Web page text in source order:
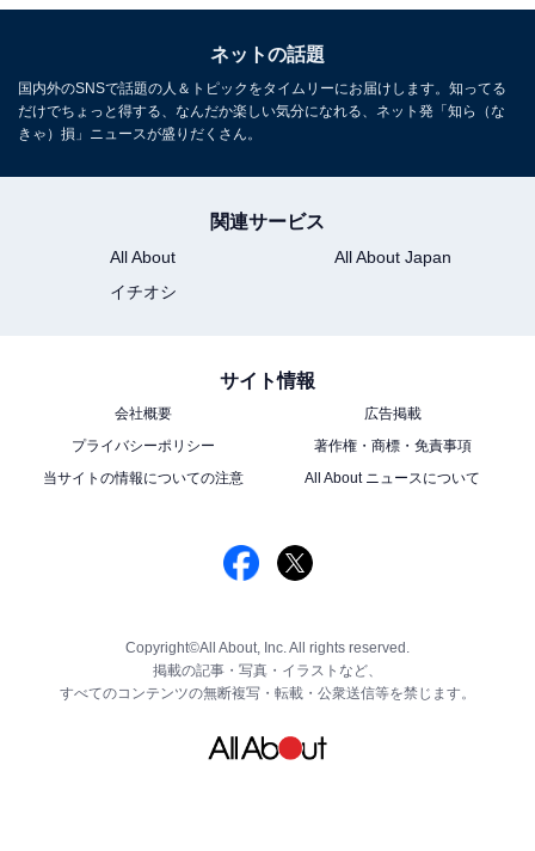
ネットの話題
国内外のSNSで話題の人＆トピックをタイムリーにお届けします。知ってる
だけでちょっと得する、なんだか楽しい気分になれる、ネット発「知ら（な
きゃ）損」ニュースが盛りだくさん。
関連サービス
All About
All About Japan
イチオシ
サイト情報
会社概要
広告掲載
プライバシーポリシー
著作権・商標・免責事項
当サイトの情報についての注意
All About ニュースについて
Copyright©All About, Inc. All rights reserved.
掲載の記事・写真・イラストなど、
すべてのコンテンツの無断複写・転載・公衆送信等を禁じます。